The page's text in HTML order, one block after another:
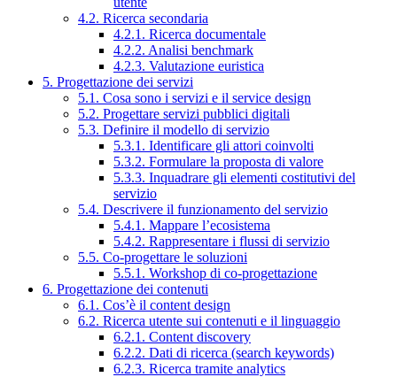
4.2. Ricerca secondaria
4.2.1. Ricerca documentale
4.2.2. Analisi benchmark
4.2.3. Valutazione euristica
5. Progettazione dei servizi
5.1. Cosa sono i servizi e il service design
5.2. Progettare servizi pubblici digitali
5.3. Definire il modello di servizio
5.3.1. Identificare gli attori coinvolti
5.3.2. Formulare la proposta di valore
5.3.3. Inquadrare gli elementi costitutivi del
servizio
5.4. Descrivere il funzionamento del servizio
5.4.1. Mappare l’ecosistema
5.4.2. Rappresentare i flussi di servizio
5.5. Co-progettare le soluzioni
5.5.1. Workshop di co-progettazione
6. Progettazione dei contenuti
6.1. Cos’è il content design
6.2. Ricerca utente sui contenuti e il linguaggio
6.2.1. Content discovery
6.2.2. Dati di ricerca (search keywords)
6.2.3. Ricerca tramite analytics